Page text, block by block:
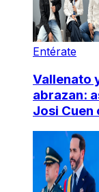
Entérate
Vallenato
abrazan:
Josi Cuen